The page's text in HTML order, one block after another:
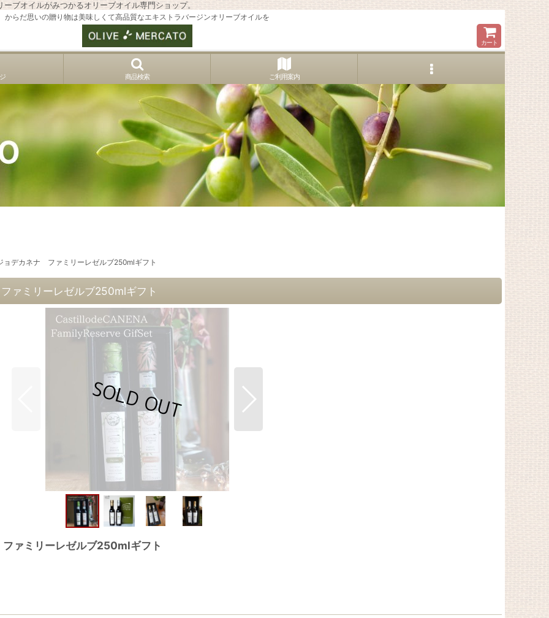
ブオイルがみつかるオリーブオイル専門ショップ。
からだ思いの贈り物は美味しくて高品質なエキストラバージンオリーブオイルを
カート
商品検索 ご利用案内
ョデカネナ ファミリーレゼルブ250mlギフト
ァミリーレゼルブ250mlギフト
ァミリーレゼルブ250mlギフト